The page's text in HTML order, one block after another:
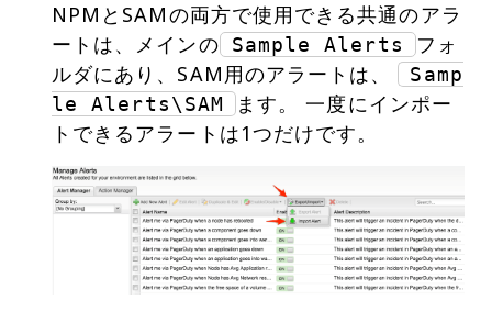
NPMとSAMの両方で使用できる共通のアラ
ートは、メインの
Sample Alerts
フォ
ルダにあり、SAM用のアラートは、 Samp
le Alerts\SAM
ます。 一度にインポー